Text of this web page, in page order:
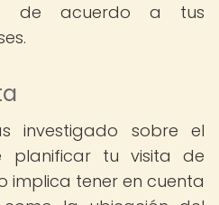
de acuerdo a tus
investigado sobre el
planificar tu visita de
implica tener en cuenta